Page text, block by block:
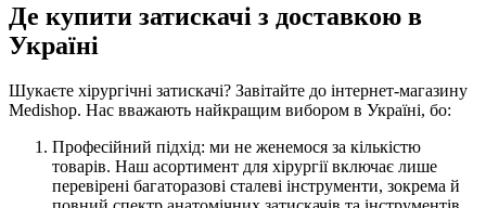
Де купити затискачі з доставкою в
Україні
Шукаєте хірургічні затискачі? Завітайте до інтернет-магазину
Medishop. Нас вважають найкращим вибором в Україні, бо:
Професійний підхід: ми не женемося за кількістю
товарів. Наш асортимент для хірургії включає лише
перевірені багаторазові сталеві інструменти, зокрема й